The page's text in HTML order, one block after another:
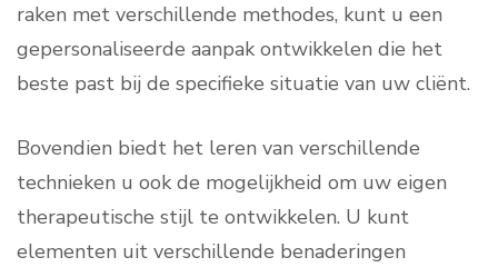
raken met verschillende methodes, kunt u een
gepersonaliseerde aanpak ontwikkelen die het
beste past bij de specifieke situatie van uw cliënt.
Bovendien biedt het leren van verschillende
technieken u ook de mogelijkheid om uw eigen
therapeutische stijl te ontwikkelen. U kunt
elementen uit verschillende benaderingen